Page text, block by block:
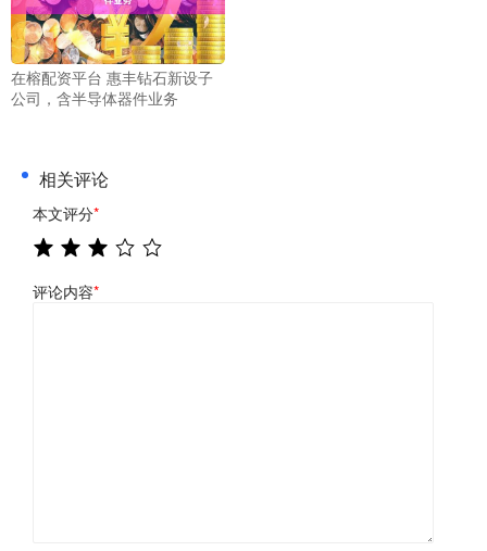
在榕配资平台 惠丰钻石新设子
公司，含半导体器件业务
相关评论
本文评分*
评论内容*